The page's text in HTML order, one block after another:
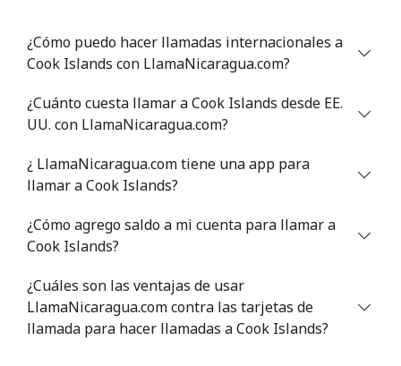
¿Cómo puedo hacer llamadas internacionales a
Cook Islands con LlamaNicaragua.com?
¿Cuánto cuesta llamar a Cook Islands desde EE.
UU. con LlamaNicaragua.com?
¿ LlamaNicaragua.com tiene una app para
llamar a Cook Islands?
¿Cómo agrego saldo a mi cuenta para llamar a
Cook Islands?
¿Cuáles son las ventajas de usar
LlamaNicaragua.com contra las tarjetas de
llamada para hacer llamadas a Cook Islands?